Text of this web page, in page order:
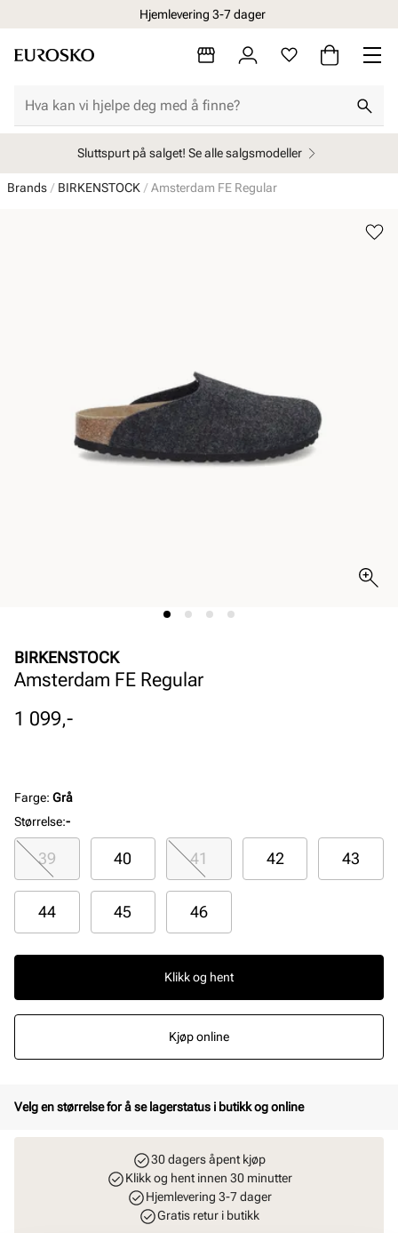
Hjemlevering 3-7 dager
Sluttspurt på salget! Se alle salgsmodeller
Brands BIRKENSTOCK Amsterdam FE Regular
BIRKENSTOCK
Amsterdam FE Regular
Pris
1 099,-
Farge: Grå
Størrelse:-
39 40 41 42 43
44 45 46
Klikk og hent
Kjøp online
Velg en størrelse for å se lagerstatus i butikk og online
30 dagers åpent kjøp
Klikk og hent innen 30 minutter
Hjemlevering 3-7 dager
Gratis retur i butikk